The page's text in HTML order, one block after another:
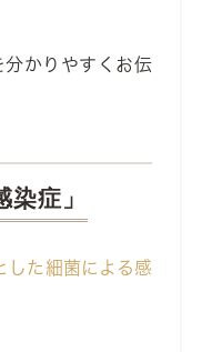
分かりやすくお伝
症」
した細菌による感